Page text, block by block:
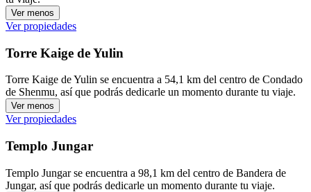
Ver menos
Ver propiedades
Torre Kaige de Yulin
Torre Kaige de Yulin se encuentra a 54,1 km del centro de Condado
de Shenmu, así que podrás dedicarle un momento durante tu viaje.
Ver menos
Ver propiedades
Templo Jungar
Templo Jungar se encuentra a 98,1 km del centro de Bandera de
Jungar, así que podrás dedicarle un momento durante tu viaje.